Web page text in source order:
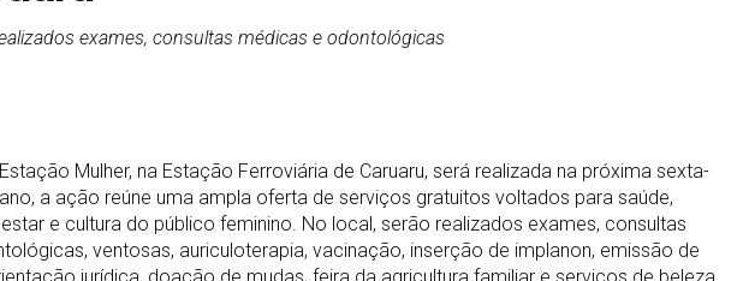
exames, consultas médicas e odontológicas
Mulher, na Estação Ferroviária de Caruaru, será realizada na próxima sexta-
a ação reúne uma ampla oferta de serviços gratuitos voltados para saúde,
e cultura do público feminino. No local, serão realizados exames, consultas
ventosas, auriculoterapia, vacinação, inserção de implanon, emissão de
jurídica, doação de mudas, feira da agricultura familiar e serviços de beleza